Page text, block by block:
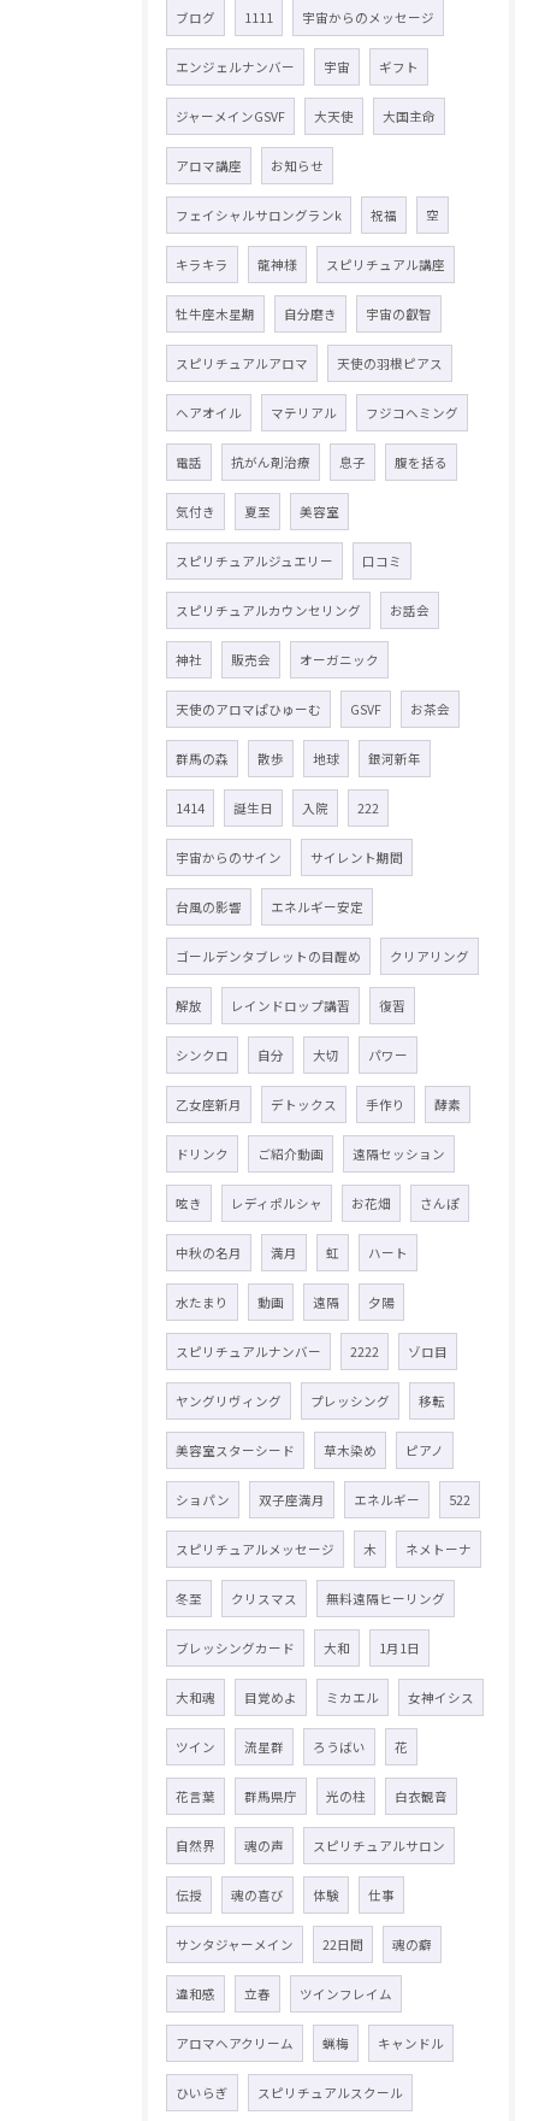
ブログ 1111 宇宙からのメッセージ
エンジェルナンバー 宇宙 ギフト
ジャーメインGSVF 大天使 大国主命
アロマ講座 お知らせ
フェイシャルサロングランk 祝福 空
キラキラ 龍神様 スピリチュアル講座
牡牛座木星期 自分磨き 宇宙の叡智
スピリチュアルアロマ 天使の羽根ピアス
ヘアオイル マテリアル フジコヘミング
電話 抗がん剤治療 息子 腹を括る
気付き 夏至 美容室
スピリチュアルジュエリー 口コミ
スピリチュアルカウンセリング お話会
神社 販売会 オーガニック
天使のアロマぱひゅーむ GSVF お茶会
群馬の森 散歩 地球 銀河新年
1414 誕生日 入院 222
宇宙からのサイン サイレント期間
台風の影響 エネルギー安定
ゴールデンタブレットの目醒め クリアリング
解放 レインドロップ講習 復習
シンクロ 自分 大切 パワー
乙女座新月 デトックス 手作り 酵素
ドリンク ご紹介動画 遠隔セッション
呟き レディポルシャ お花畑 さんぽ
中秋の名月 満月 虹 ハート
水たまり 動画 遠隔 夕陽
スピリチュアルナンバー 2222 ゾロ目
ヤングリヴィング プレッシング 移転
美容室スターシード 草木染め ピアノ
ショパン 双子座満月 エネルギー 522
スピリチュアルメッセージ 木 ネメトーナ
冬至 クリスマス 無料遠隔ヒーリング
ブレッシングカード 大和 1月1日
大和魂 目覚めよ ミカエル 女神イシス
ツイン 流星群 ろうばい 花
花言葉 群馬県庁 光の柱 白衣観音
自然界 魂の声 スピリチュアルサロン
伝授 魂の喜び 体験 仕事
サンタジャーメイン 22日間 魂の癖
違和感 立春 ツインフレイム
アロマヘアクリーム 蝋梅 キャンドル
ひいらぎ スピリチュアルスクール